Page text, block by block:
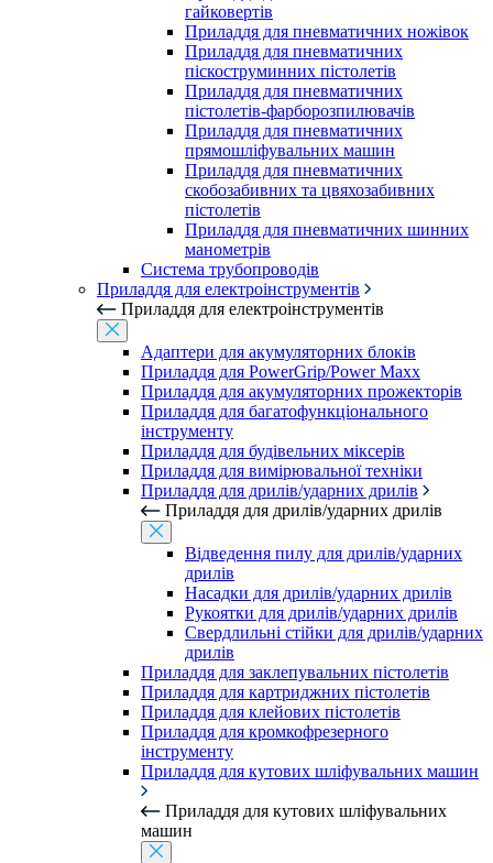
гайковертів
Приладдя для пневматичних ножівок
Приладдя для пневматичних
піскоструминних пістолетів
Приладдя для пневматичних
пістолетів-фарборозпилювачів
Приладдя для пневматичних
прямошліфувальних машин
Приладдя для пневматичних
скобозабивних та цвяхозабивних
пістолетів
Приладдя для пневматичних шинних
манометрів
Система трубопроводів
Приладдя для електроінструментів
Приладдя для електроінструментів
Адаптери для акумуляторних блоків
Приладдя для PowerGrip/Power Maxx
Приладдя для акумуляторних прожекторів
Приладдя для багатофункціонального
інструменту
Приладдя для будівельних міксерів
Приладдя для вимірювальної техніки
Приладдя для дрилів/ударних дрилів
Приладдя для дрилів/ударних дрилів
Відведення пилу для дрилів/ударних
дрилів
Насадки для дрилів/ударних дрилів
Рукоятки для дрилів/ударних дрилів
Свердлильні стійки для дрилів/ударних
дрилів
Приладдя для заклепувальних пістолетів
Приладдя для картриджних пістолетів
Приладдя для клейових пістолетів
Приладдя для кромкофрезерного
інструменту
Приладдя для кутових шліфувальних машин
Приладдя для кутових шліфувальних
машин